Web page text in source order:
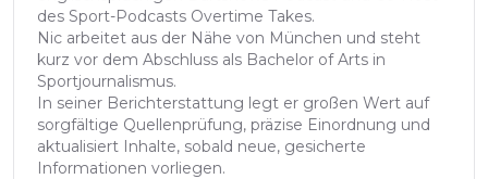
des Sport-Podcasts Overtime Takes.
Nic arbeitet aus der Nähe von München und steht
kurz vor dem Abschluss als Bachelor of Arts in
Sportjournalismus.
In seiner Berichterstattung legt er großen Wert auf
sorgfältige Quellenprüfung, präzise Einordnung und
aktualisiert Inhalte, sobald neue, gesicherte
Informationen vorliegen.